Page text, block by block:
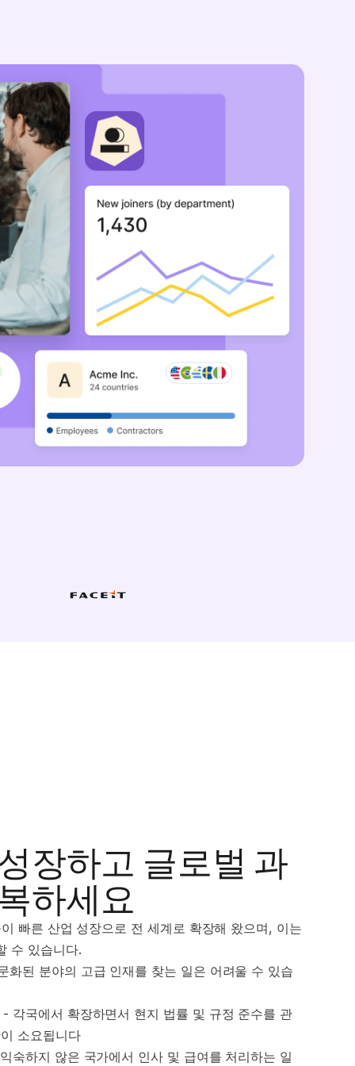
장하고 글로벌 과
하세요
빠른 산업 성장으로 전 세계로 확장해 왔으며, 이는
수 있습니다.
화된 분야의 고급 인재를 찾는 일은 어려울 수 있습
- 각국에서 확장하면서 현지 법률 및 규정 준수를 관
소요됩니다
숙하지 않은 국가에서 인사 및 급여를 처리하는 일